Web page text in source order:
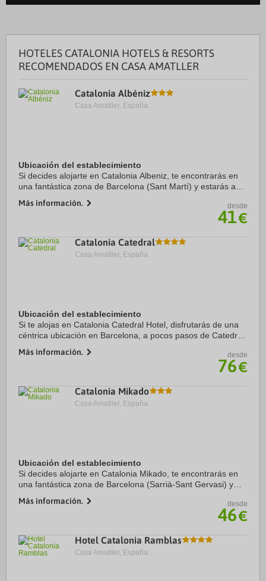
HOTELES CATALONIA HOTELS & RESORTS
RECOMENDADOS EN CASA AMATLLER
Catalonia Albéniz
Casa Amatller, España.
Ubicación del establecimiento
Si decides alojarte en Catalonia Albeniz, te encontrarás en
una fantástica zona de Barcelona (Sant Martí) y estarás a
Plaza de Catalunya. Además, este ...
Más información. desde
41€
Catalonia Catedral
Casa Amatller, España.
Ubicación del establecimiento
Si te alojas en Catalonia Catedral Hotel, disfrutarás de una
céntrica ubicación en Barcelona, a pocos pasos de Catedral
Además, este hotel sostenible se ...
Más información. desde
76€
Catalonia Mikado
Casa Amatller, España.
Ubicación del establecimiento
Si decides alojarte en Catalonia Mikado, te encontrarás en
una fantástica zona de Barcelona (Sarrià-Sant Gervasi) y
Plaza de Catalunya. Además, este ...
Más información. desde
46€
Hotel Catalonia Ramblas
Casa Amatller, España.